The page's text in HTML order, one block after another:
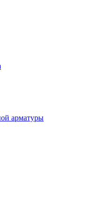
арматуры